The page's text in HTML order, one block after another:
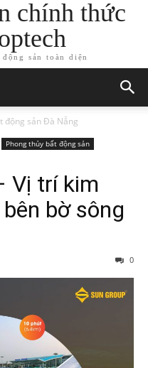
chính thức
sản toàn diện
động sản Đà Nẵng
Phong thủy bất động sản
Vị trí kim
bờ sông
0